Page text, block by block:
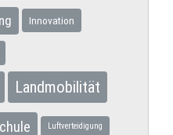
Innovation
Landmobilität
Luftverteidigung